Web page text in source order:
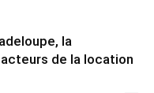
la
de la location